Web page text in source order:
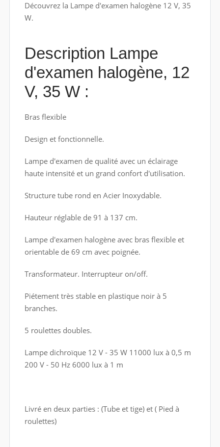
Découvrez la Lampe d'examen halogène 12 V, 35
W.
Description Lampe
d'examen halogène, 12
V, 35 W :
Bras flexible
Design et fonctionnelle.
Lampe d'examen de qualité avec un éclairage
haute intensité et un grand confort d'utilisation.
Structure tube rond en Acier Inoxydable.
Hauteur réglable de 91 à 137 cm.
Lampe d'examen halogène avec bras flexible et
orientable de 69 cm avec poignée.
Transformateur. Interrupteur on/off.
Piétement très stable en plastique noir à 5
branches.
5 roulettes doubles.
Lampe dichroïque 12 V - 35 W 11000 lux à 0,5 m
200 V - 50 Hz 6000 lux à 1 m
Livré en deux parties : (Tube et tige) et ( Pied à
roulettes)